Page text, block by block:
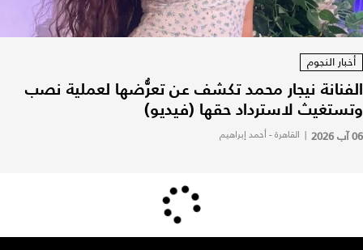
أخبار النجوم
الفنانة نيجار محمد تكشف عن تعرُّضها لعملية نصب
وتستغيث لاسترداد حقها (فيديو)
06 آب 2026 | القاهرة - أحمد إبراهيم